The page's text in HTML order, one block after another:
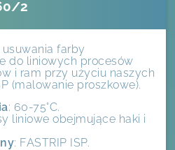
2
farby
do liniowych procesów
i ram przy użyciu naszych
(malowanie proszkowe).
: 60-75°C.
liniowe obejmujące haki i
: FASTRIP ISP.